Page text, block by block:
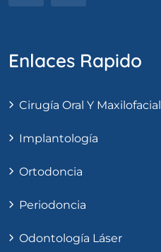
Enlaces Rapido
Cirugía Oral Y Maxilofacial
Implantología
Ortodoncia
Periodoncia
Odontología Láser